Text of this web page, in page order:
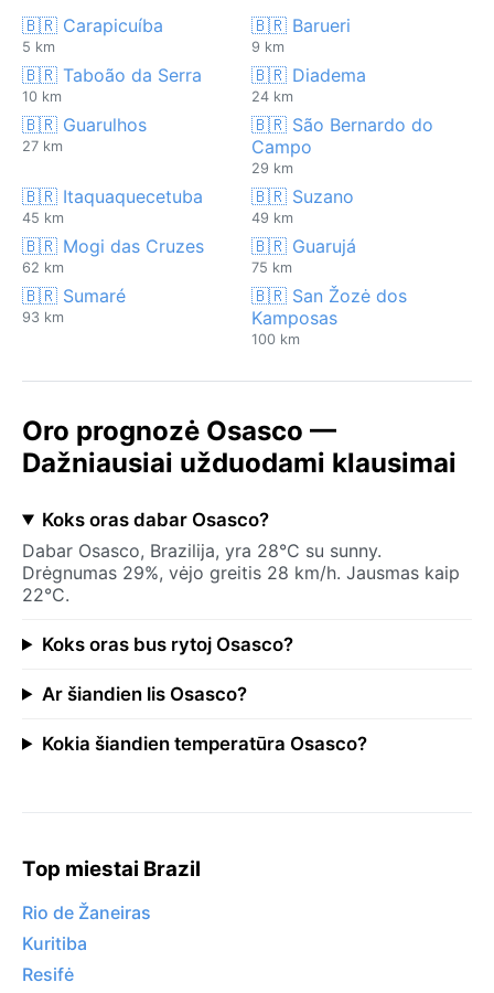
🇧🇷 Carapicuíba
5 km
🇧🇷 Barueri
9 km
🇧🇷 Taboão da Serra
10 km
🇧🇷 Diadema
24 km
🇧🇷 Guarulhos
27 km
🇧🇷 São Bernardo do
Campo
29 km
🇧🇷 Itaquaquecetuba
45 km
🇧🇷 Suzano
49 km
🇧🇷 Mogi das Cruzes
62 km
🇧🇷 Guarujá
75 km
🇧🇷 Sumaré
93 km
🇧🇷 San Žozė dos
Kamposas
100 km
Oro prognozė Osasco —
Dažniausiai užduodami klausimai
Koks oras dabar Osasco?
Dabar Osasco, Brazilija, yra 28°C su sunny.
Drėgnumas 29%, vėjo greitis 28 km/h. Jausmas kaip
22°C.
Koks oras bus rytoj Osasco?
Ar šiandien lis Osasco?
Kokia šiandien temperatūra Osasco?
Top miestai Brazil
Rio de Žaneiras
Kuritiba
Resifė